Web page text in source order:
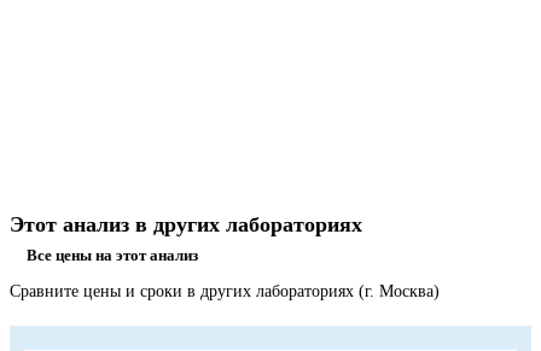
Этот анализ в других лабораториях
Все цены на этот анализ
Сравните цены и сроки в других лабораториях (г. Москва)